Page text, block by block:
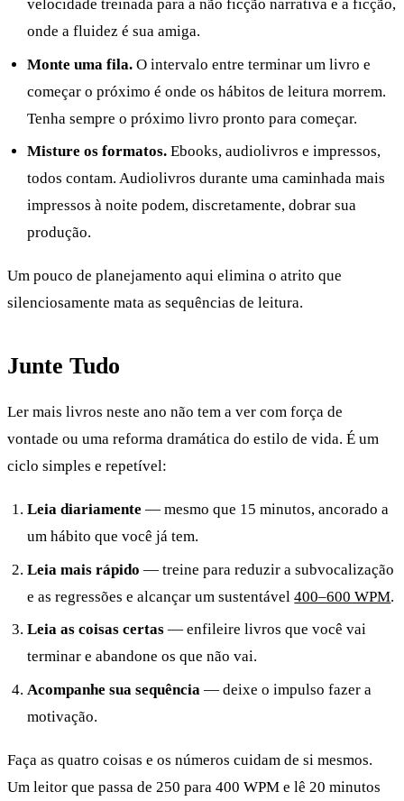
velocidade treinada para a não ficção narrativa e a ficção,
onde a fluidez é sua amiga.
Monte uma fila. O intervalo entre terminar um livro e
começar o próximo é onde os hábitos de leitura morrem.
Tenha sempre o próximo livro pronto para começar.
Misture os formatos. Ebooks, audiolivros e impressos,
todos contam. Audiolivros durante uma caminhada mais
impressos à noite podem, discretamente, dobrar sua
produção.
Um pouco de planejamento aqui elimina o atrito que
silenciosamente mata as sequências de leitura.
Junte Tudo
Ler mais livros neste ano não tem a ver com força de
vontade ou uma reforma dramática do estilo de vida. É um
ciclo simples e repetível:
Leia diariamente — mesmo que 15 minutos, ancorado a
um hábito que você já tem.
Leia mais rápido — treine para reduzir a subvocalização
e as regressões e alcançar um sustentável400–600 WPM.
Leia as coisas certas — enfileire livros que você vai
terminar e abandone os que não vai.
Acompanhe sua sequência — deixe o impulso fazer a
motivação.
Faça as quatro coisas e os números cuidam de si mesmos.
Um leitor que passa de 250 para 400 WPM e lê 20 minutos